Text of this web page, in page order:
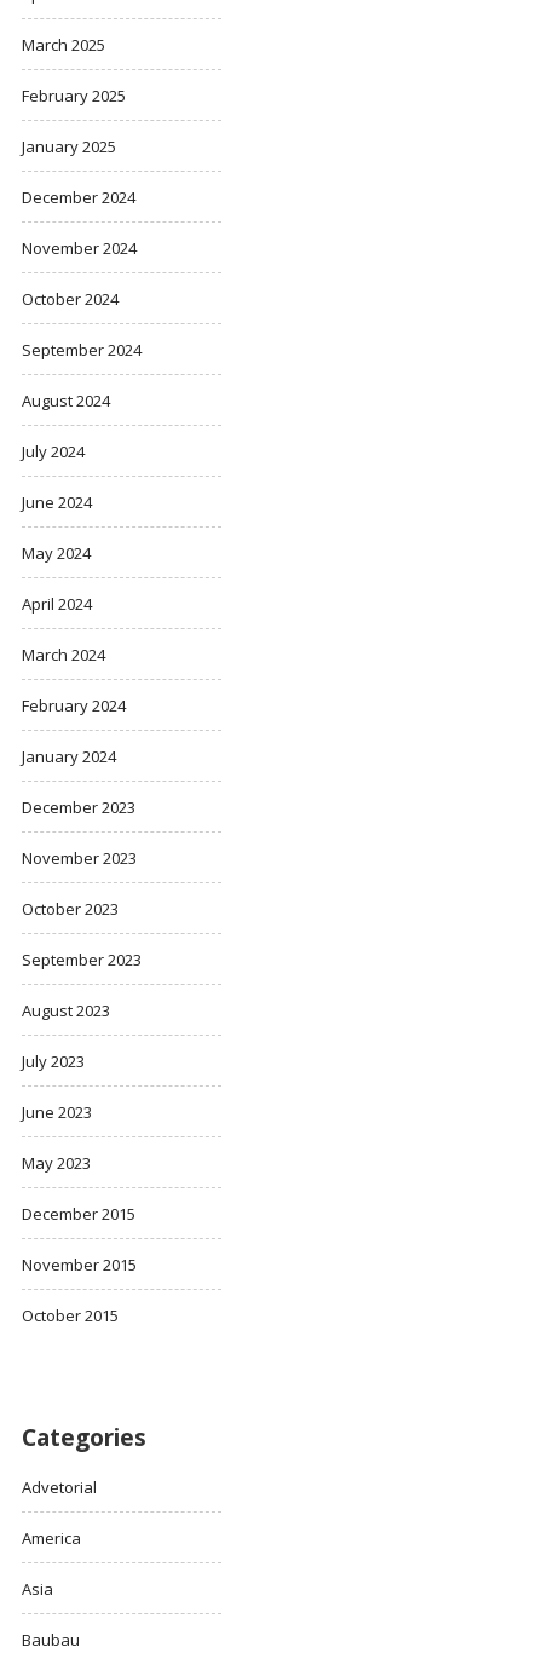
March 2025
February 2025
January 2025
December 2024
November 2024
October 2024
September 2024
August 2024
July 2024
June 2024
May 2024
April 2024
March 2024
February 2024
January 2024
December 2023
November 2023
October 2023
September 2023
August 2023
July 2023
June 2023
May 2023
December 2015
November 2015
October 2015
Categories
Advetorial
America
Asia
Baubau